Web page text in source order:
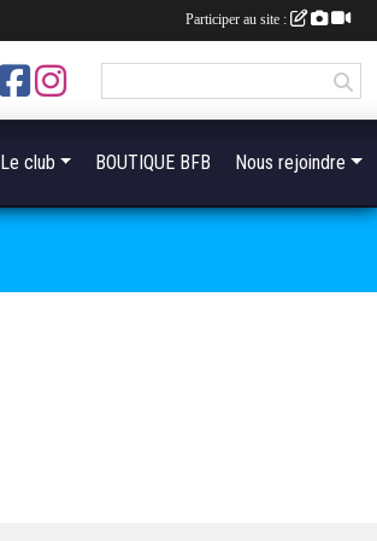
Le club BOUTIQUE BFB Nous rejoindre
Participer au site :